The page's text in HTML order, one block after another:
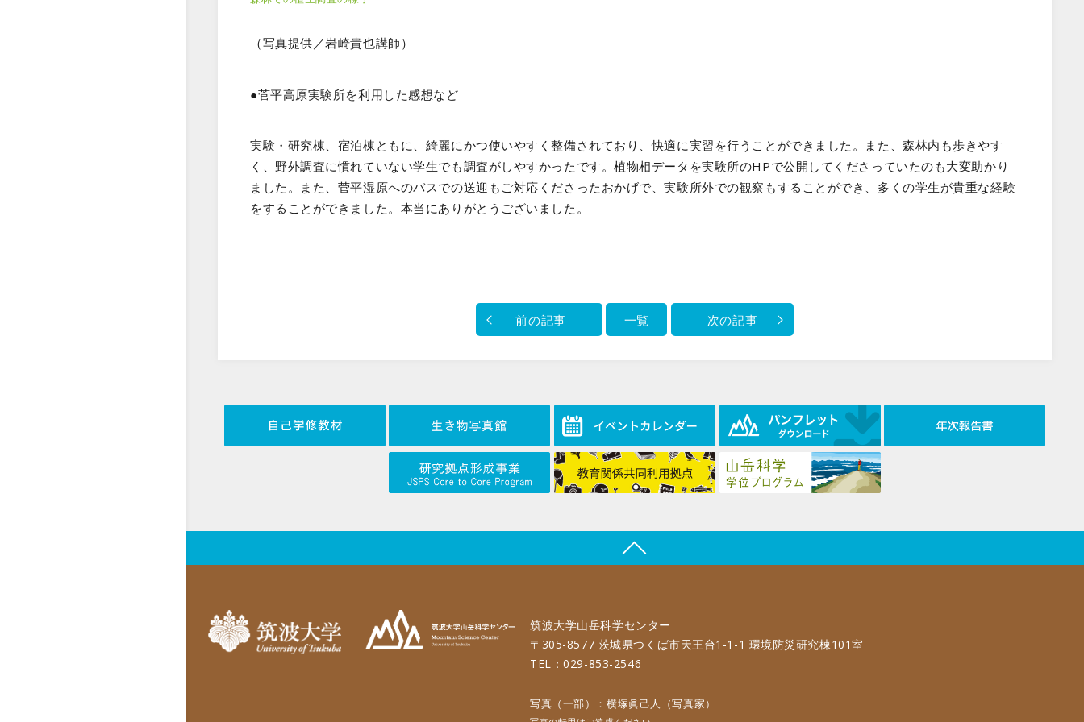
（写真提供／岩崎貴也講師）
●菅平高原実験所を利用した感想など
実験・研究棟、宿泊棟ともに、綺麗にかつ使いやすく整備されており、快適に実習を行うことができました。また、森林内も歩きやす
く、野外調査に慣れていない学生でも調査がしやすかったです。植物相データを実験所のHPで公開してくださっていたのも大変助かり
ました。また、菅平湿原へのバスでの送迎もご対応くださったおかげで、実験所外での観察もすることができ、多くの学生が貴重な経験
をすることができました。本当にありがとうございました。
前の記事 一覧 次の記事
筑波大学山岳科学センター
〒305-8577 茨城県つくば市天王台1-1-1 環境防災研究棟101室
TEL：029-853-2546
写真（一部）：横塚眞己人（写真家）